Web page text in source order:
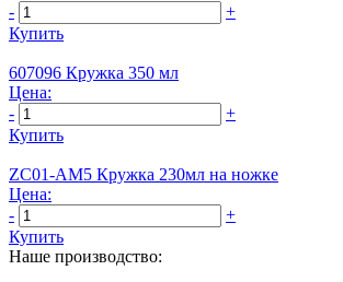
-
+
Купить
607096 Кружка 350 мл
Цена:
-
+
Купить
ZC01-AM5 Кружка 230мл на ножке
Цена:
-
+
Купить
Наше производство: